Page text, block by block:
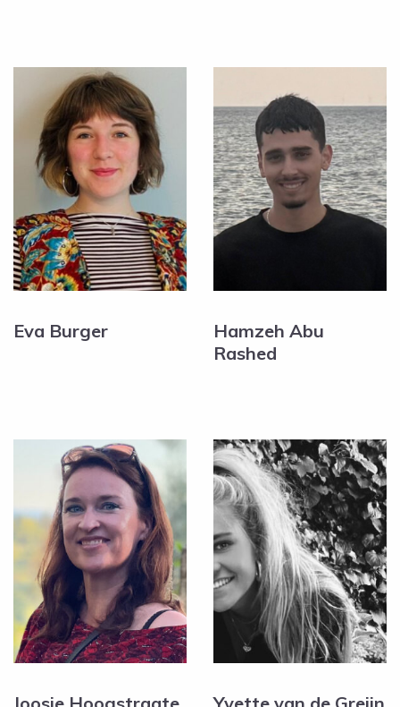
Eva Burger
Hamzeh Abu
Rashed